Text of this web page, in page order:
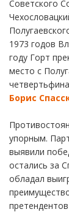
Советского
1973 годов
году Горт
место с
Борис
упорным.
выявили
остались за
обладал